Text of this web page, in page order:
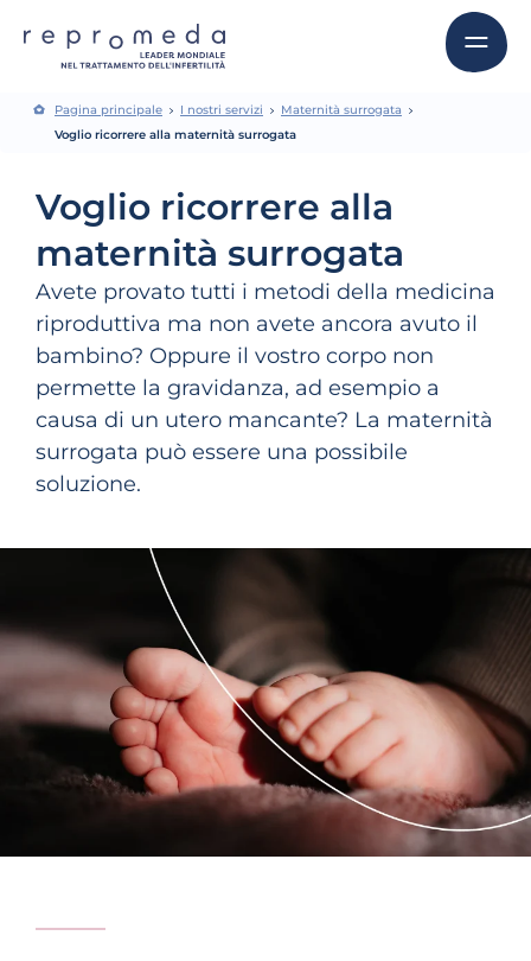
Pagina principale I nostri servizi
Maternità surrogata
Voglio ricorrere alla maternità surrogata
Voglio ricorrere alla
maternità surrogata
Avete provato tutti i metodi della medicina
riproduttiva ma non avete ancora avuto il
bambino? Oppure il vostro corpo non
permette la gravidanza, ad esempio a
causa di un utero mancante? La maternità
surrogata può essere una possibile
soluzione.